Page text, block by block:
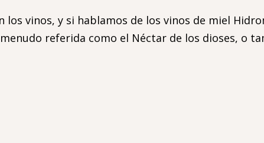
los vinos, y si hablamos de los vinos de miel
referida como el Néctar de los dioses, o